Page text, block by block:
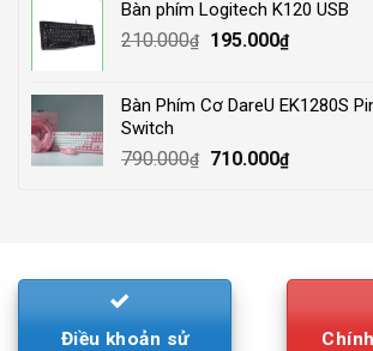
4.000.000₫.
Bàn phím Logitech K120 USB
210.000₫
Original
210.000₫.
195.000₫Current
195.000₫.
Bàn Phím Cơ DareU EK1280S
Switch
790.000₫
Original
710.000₫Current
Điều khoản sử